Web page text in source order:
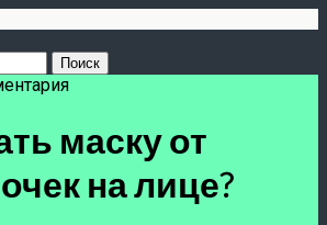
маску от
на лице?